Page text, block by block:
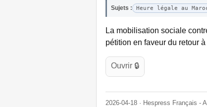
Sujets : Heure légale au
La mobilisation sociale
pétition en faveur du retour à
Ouvrir 🔒
2026-04-18 · Hespress Français -